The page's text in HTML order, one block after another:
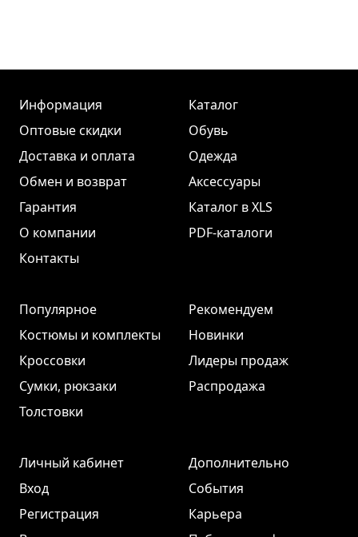
Информация
Оптовые скидки
Доставка и оплата
Обмен и возврат
Гарантия
О компании
Контакты
Каталог
Обувь
Одежда
Аксессуары
Каталог в XLS
PDF-каталоги
Популярное
Костюмы и комплекты
Кроссовки
Сумки, рюкзаки
Толстовки
Рекомендуем
Новинки
Лидеры продаж
Распродажа
Личный кабинет
Вход
Регистрация
Дополнительно
События
Карьера